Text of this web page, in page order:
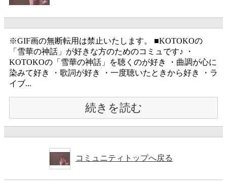
※GIF画の無断転用は禁止いたします。 ■KOTOKOの
「雪華の神話」が好きな方のためのコミュです♪ ・
KOTOKOの「雪華の神話」を聴くのが好き ・曲調が心に
染みて好き ・歌詞が好き ・一度聴いたときから好き ・ラ
イブ...
続きを読む
コミュニティトップへ戻る